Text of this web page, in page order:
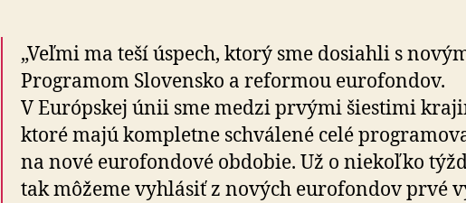
„Veľmi ma teší úspech, ktorý sme dosiahli s
Programom Slovensko a reformou eurofondov.
V Európskej únii sme medzi prvými šiestimi
ktoré majú kompletne schválené celé
na nové eurofondové obdobie. Už o niekoľko
tak môžeme vyhlásiť z nových eurofondov prvé